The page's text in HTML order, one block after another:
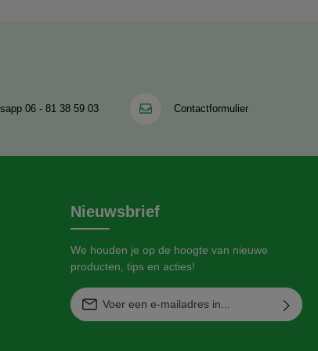
06 - 81 38 59 03 Contactformulier
Nieuwsbrief
We houden je op de hoogte van nieuwe
producten, tips en acties!
E-mailadres*